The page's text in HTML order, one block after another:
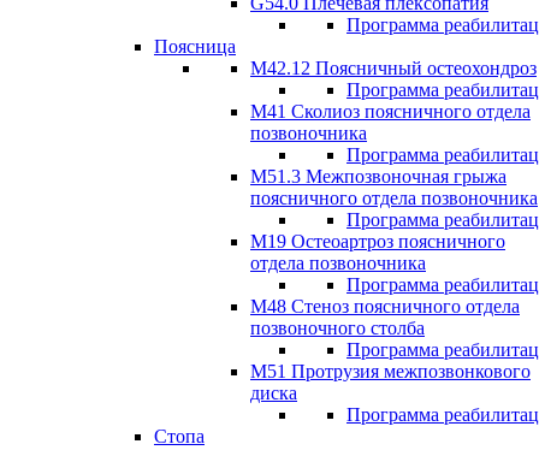
Программа
Поясница
М42.12 Поясничный остеохондроз
Программа
М41 Сколиоз поясничного отдела
позвоночника
Программа
M51.3 Межпозвоночная грыжа
поясничного отдела позвоночника
Программа
М19 Остеоартроз поясничного
отдела позвоночника
Программа
M48 Стеноз поясничного отдела
позвоночного столба
Программа
М51 Протрузия межпозвонкового
диска
Программа
Стопа